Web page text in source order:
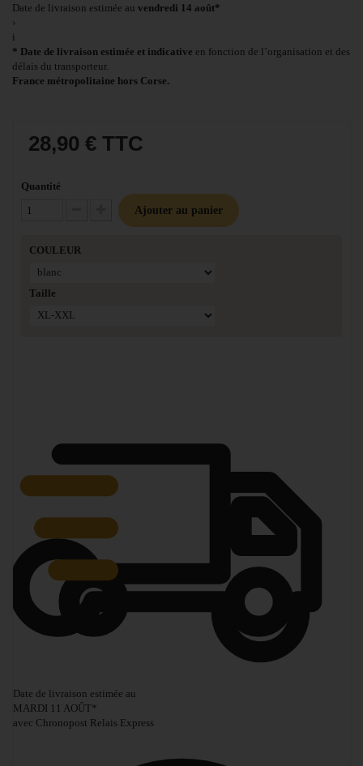
Date de livraison estimée au vendredi 14 août*
›
i
* Date de livraison estimée et indicative en fonction de l’organisation et des
délais du transporteur.
France métropolitaine hors Corse.
28,90 € TTC
Quantité
Diminuer la quantité
Augmenter la quantité
Ajouter au panier
COULEUR
Taille
Date de livraison estimée au
MARDI 11 AOÛT*
avec Chronopost Relais Express